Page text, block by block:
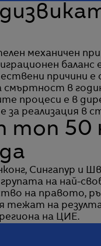
механичен
баланс
причини
смъртност в
процеси е в
реализация в
топ 50
Сингапур и
на най-
на правото,
тежат на
на ЦИЕ.